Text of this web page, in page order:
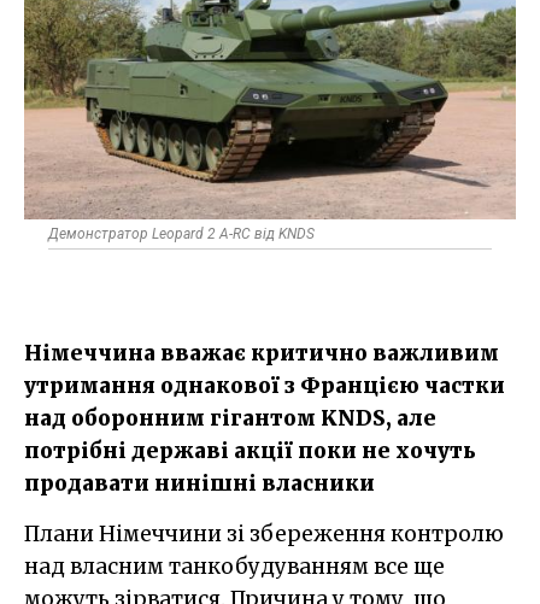
Демонстратор Leopard 2 A-RC від KNDS
Німеччина вважає критично важливим
утримання однакової з Францією частки
над оборонним гігантом KNDS, але
потрібні державі акції поки не хочуть
продавати нинішні власники
Плани Німеччини зі збереження контролю
над власним танкобудуванням все ще